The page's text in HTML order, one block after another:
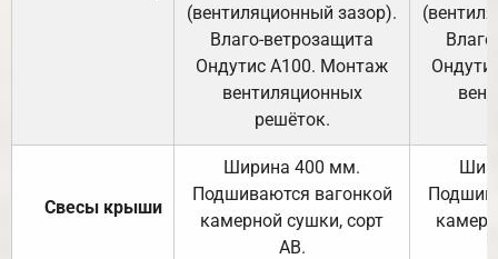
(вентиляционный зазор).
Влаго-ветрозащита
Ондутис А100. Монтаж
вентиляционных
решёток.
Свесы крыши
Ширина 400 мм.
Подшиваются вагонкой
камерной сушки, сорт
АВ.